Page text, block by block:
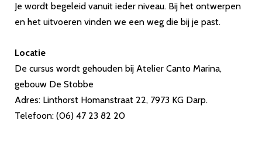
Je wordt begeleid vanuit ieder niveau. Bij het ontwerpen
en het uitvoeren vinden we een weg die bij je past.
Locatie
De cursus wordt gehouden bij Atelier Canto Marina,
gebouw De Stobbe
Adres: Linthorst Homanstraat 22, 7973 KG Darp.
Telefoon: (06) 47 23 82 20